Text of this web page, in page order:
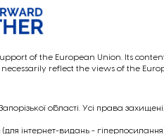
of the European Union. Its
reflect the views of the
області. Усі права захищені.
інтернет-видань -